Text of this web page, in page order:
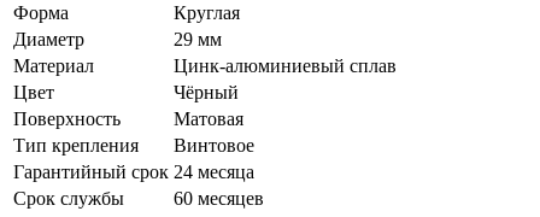
Форма
Круглая
Диаметр
29 мм
Материал
Цинк-алюминиевый сплав
Цвет
Чёрный
Поверхность
Матовая
Тип крепления
Винтовое
Гарантийный срок 24 месяца
Срок службы
60 месяцев